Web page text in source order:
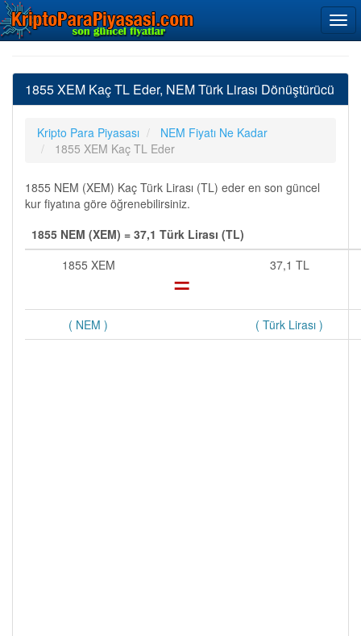
1855 XEM Kaç TL Eder, NEM Türk Lirası Dönüştürücü
Kripto Para Piyasası
NEM Fiyatı Ne Kadar
1855 XEM Kaç TL Eder
1855 NEM (XEM) Kaç Türk Lirası (TL) eder en son güncel
kur fiyatına göre öğrenebilirsiniz.
1855 NEM (XEM) = 37,1 Türk Lirası (TL)
1855 XEM
= 37,1 TL
( NEM ) ( Türk Lirası )